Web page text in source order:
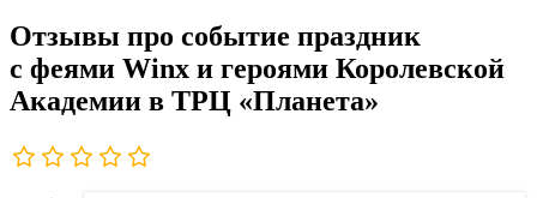
Отзывы про событие праздник
с феями Winx и героями Королевской
Академии в ТРЦ «Планета»